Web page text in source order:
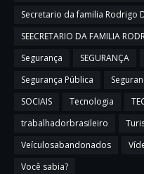
Secretario da familia Rodrigo
SEECRETARIO DA FAMILIA
Segurança
SEGURANÇA
Segurança Pública
SOCIAIS
Tecnologia
trabalhadorbrasileiro
Veículosabandonados
Você sabia?